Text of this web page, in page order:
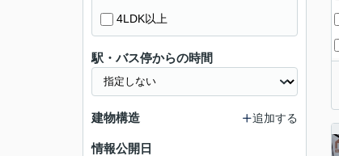
4LDK以上
駅・バス停からの時間
建物構造 追加する
情報公開日